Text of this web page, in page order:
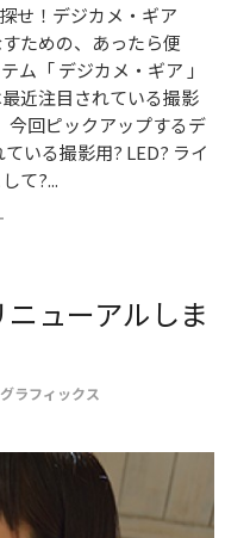
せ！デジカメ・ギア
ための、あったら便
ム「 デジカメ・ギア 」
近注目されている撮影
回ピックアップするデ
いる撮影用? LED? ライ
て?...
ューアルしま
ラフィックス